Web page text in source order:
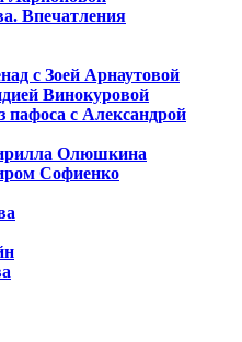
Впечатления
с Зоей Арнаутовой
Винокуровой
пафоса с Александрой
Олюшкина
Софиенко